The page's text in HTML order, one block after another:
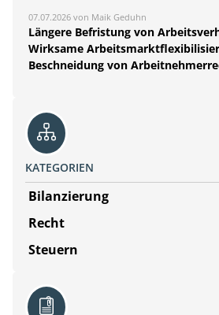
07.07.2026 von Maik Geduhn
Längere Befristung von
Wirksame
Beschneidung von
KATEGORIEN
Bilanzierung
Recht
Steuern